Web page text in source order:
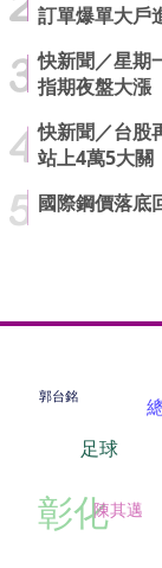
訂單爆單大戶
快新聞／星期
指期夜盤大漲
快新聞／台股
站上4萬5大關
國際鋼價落底
郭台銘
足球
彰化陳其邁